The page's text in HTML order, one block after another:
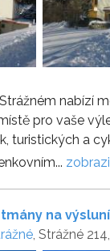
nabízí
pro vaše
turistických a
na výsluní
, Strážné